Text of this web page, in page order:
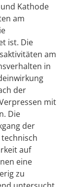
Kathode
am
ist. Die
am
in
der
mit
Die
der
auf
eine
zu